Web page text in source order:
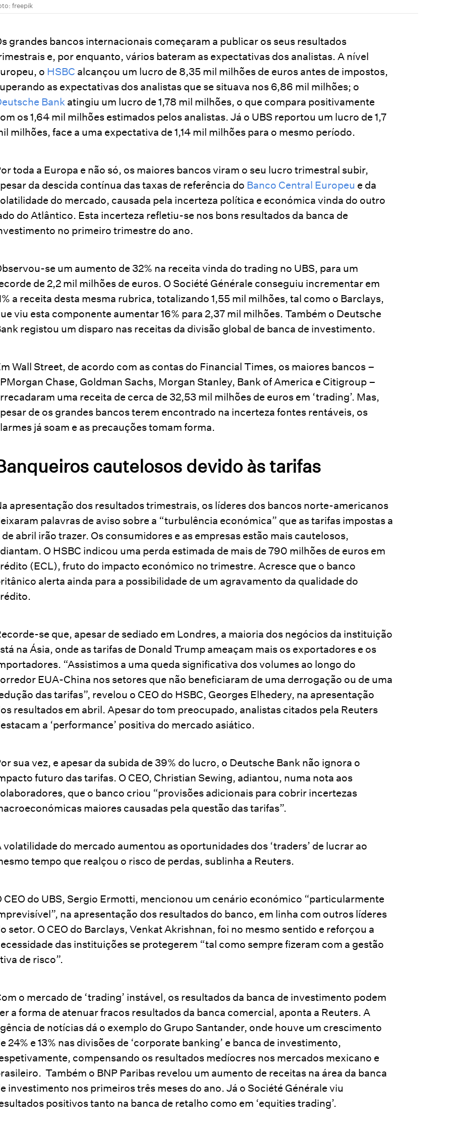
freepik
grandes bancos internacionais começaram a publicar os seus resultados
e, por enquanto, vários bateram as expectativas dos analistas. A nível
o HSBC alcançou um lucro de 8,35 mil milhões de euros antes de impostos,
as expectativas dos analistas que se situava nos 6,86 mil milhões; o
Bank atingiu um lucro de 1,78 mil milhões, o que compara positivamente
os 1,64 mil milhões estimados pelos analistas. Já o UBS reportou um lucro de 1,7
milhões, face a uma expectativa de 1,14 mil milhões para o mesmo período.
toda a Europa e não só, os maiores bancos viram o seu lucro trimestral subir,
da descida contínua das taxas de referência do Banco Central Europeu e da
do mercado, causada pela incerteza política e económica vinda do outro
do Atlântico. Esta incerteza refletiu-se nos bons resultados da banca de
no primeiro trimestre do ano.
se um aumento de 32% na receita vinda do trading no UBS, para um
de 2,2 mil milhões de euros. O Société Générale conseguiu incrementar em
a receita desta mesma rubrica, totalizando 1,55 mil milhões, tal como o Barclays,
viu esta componente aumentar 16% para 2,37 mil milhões. Também o Deutsche
registou um disparo nas receitas da divisão global de banca de investimento.
Wall Street, de acordo com as contas do Financial Times, os maiores bancos –
Chase, Goldman Sachs, Morgan Stanley, Bank of America e Citigroup –
uma receita de cerca de 32,53 mil milhões de euros em ‘trading’. Mas,
de os grandes bancos terem encontrado na incerteza fontes rentáveis, os
já soam e as precauções tomam forma.
cautelosos devido às tarifas
apresentação dos resultados trimestrais, os líderes dos bancos norte-americanos
palavras de aviso sobre a “turbulência económica” que as tarifas impostas a
de abril irão trazer. Os consumidores e as empresas estão mais cautelosos,
O HSBC indicou uma perda estimada de mais de 790 milhões de euros em
(ECL), fruto do impacto económico no trimestre. Acresce que o banco
alerta ainda para a possibilidade de um agravamento da qualidade do
se que, apesar de sediado em Londres, a maioria dos negócios da instituição
na Ásia, onde as tarifas de Donald Trump ameaçam mais os exportadores e os
“Assistimos a uma queda significativa dos volumes ao longo do
EUA-China nos setores que não beneficiaram de uma derrogação ou de uma
das tarifas”, revelou o CEO do HSBC, Georges Elhedery, na apresentação
resultados em abril. Apesar do tom preocupado, analistas citados pela Reuters
a ‘performance’ positiva do mercado asiático.
sua vez, e apesar da subida de 39% do lucro, o Deutsche Bank não ignora o
futuro das tarifas. O CEO, Christian Sewing, adiantou, numa nota aos
que o banco criou “provisões adicionais para cobrir incertezas
maiores causadas pela questão das tarifas”.
volatilidade do mercado aumentou as oportunidades dos ‘traders’ de lucrar ao
tempo que realçou o risco de perdas, sublinha a Reuters.
CEO do UBS, Sergio Ermotti, mencionou um cenário económico “particularmente
na apresentação dos resultados do banco, em linha com outros líderes
setor. O CEO do Barclays, Venkat Akrishnan, foi no mesmo sentido e reforçou a
das instituições se protegerem “tal como sempre fizeram com a gestão
de risco”.
o mercado de ‘trading’ instável, os resultados da banca de investimento podem
a forma de atenuar fracos resultados da banca comercial, aponta a Reuters. A
de notícias dá o exemplo do Grupo Santander, onde houve um crescimento
24% e 13% nas divisões de ‘corporate banking’ e banca de investimento,
compensando os resultados medíocres nos mercados mexicano e
Também o BNP Paribas revelou um aumento de receitas na área da banca
investimento nos primeiros três meses do ano. Já o Société Générale viu
positivos tanto na banca de retalho como em ‘equities trading’.